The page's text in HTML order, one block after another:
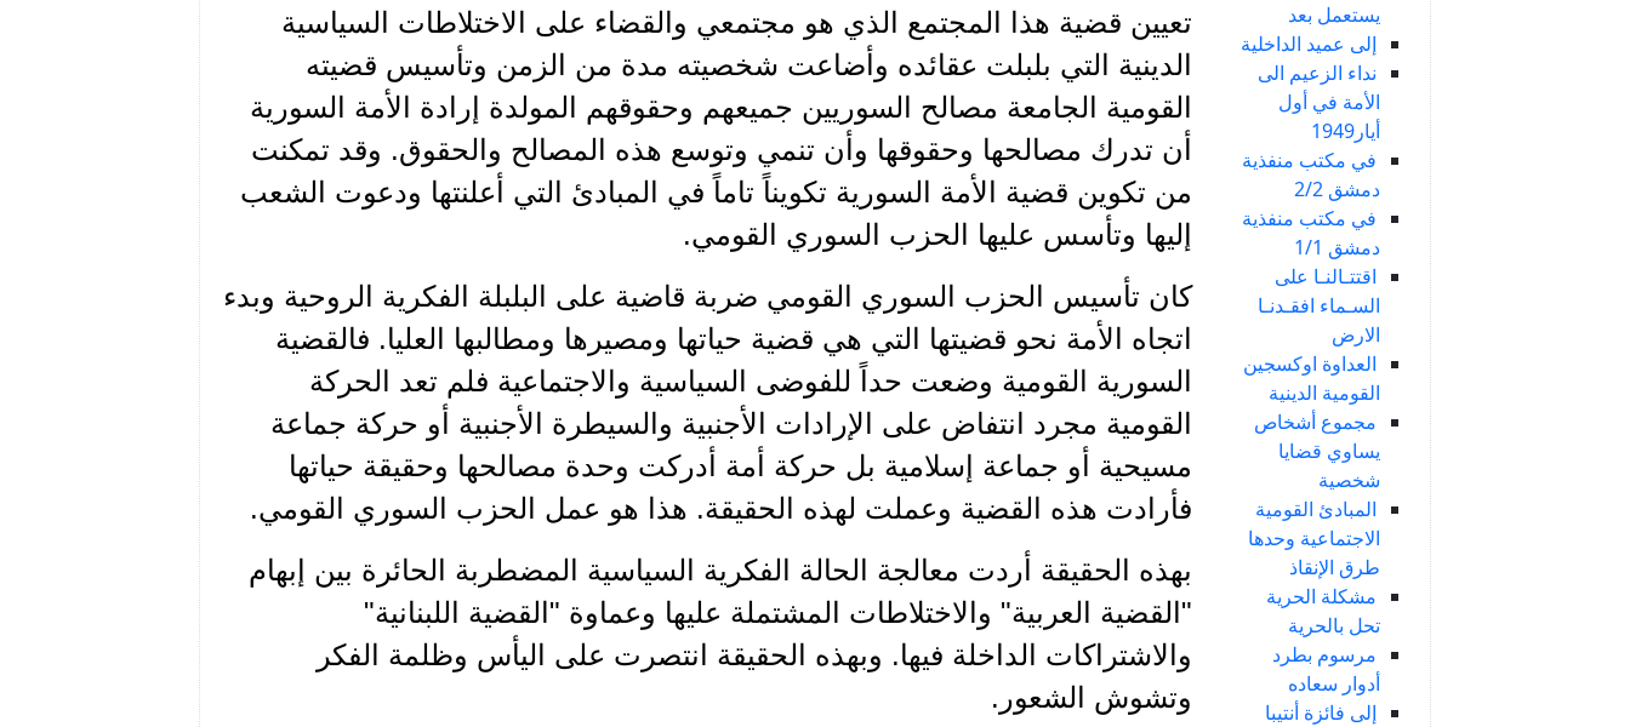
يستعمل بعد
إلى عميد الداخلية
نداء الزعيم الى
الأمة في أول
أيار1949
في مكتب منفذية
دمشق 2/2
في مكتب منفذية
دمشق 1/1
اقتتـالنـا على
السـماء افقـدنـا
الارض
العداوة اوكسجين
القومية الدينية
مجموع أشخاص
يساوي قضايا
شخصية
المبادئ القومية
الاجتماعية وحدها
طرق الإنقاذ
مشكلة الحرية
تحل بالحرية
مرسوم بطرد
أدوار سعاده
إلى فائزة أنتيبا
تعيين قضية هذا المجتمع الذي هو مجتمعي والقضاء على الاختلاطات السياسية
الدينية التي بلبلت عقائده وأضاعت شخصيته مدة من الزمن وتأسيس قضيته
القومية الجامعة مصالح السوريين جميعهم وحقوقهم المولدة إرادة الأمة السورية
أن تدرك مصالحها وحقوقها وأن تنمي وتوسع هذه المصالح والحقوق. وقد تمكنت
من تكوين قضية الأمة السورية تكويناً تاماً في المبادئ التي أعلنتها ودعوت الشعب
إليها وتأسس عليها الحزب السوري القومي.
كان تأسيس الحزب السوري القومي ضربة قاضية على البلبلة الفكرية الروحية وبدء
اتجاه الأمة نحو قضيتها التي هي قضية حياتها ومصيرها ومطالبها العليا. فالقضية
السورية القومية وضعت حداً للفوضى السياسية والاجتماعية فلم تعد الحركة
القومية مجرد انتفاض على الإرادات الأجنبية والسيطرة الأجنبية أو حركة جماعة
مسيحية أو جماعة إسلامية بل حركة أمة أدركت وحدة مصالحها وحقيقة حياتها
فأرادت هذه القضية وعملت لهذه الحقيقة. هذا هو عمل الحزب السوري القومي.
بهذه الحقيقة أردت معالجة الحالة الفكرية السياسية المضطربة الحائرة بين إبهام
"القضية العربية" والاختلاطات المشتملة عليها وعماوة "القضية اللبنانية"
والاشتراكات الداخلة فيها. وبهذه الحقيقة انتصرت على اليأس وظلمة الفكر
وتشوش الشعور.